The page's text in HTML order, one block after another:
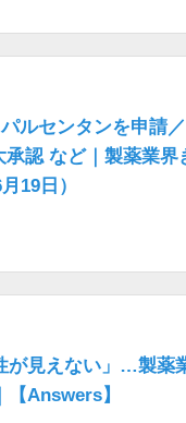
ルセンタンを申請／
認 など｜製薬業界
19日）
が見えない」…製薬
Answers】